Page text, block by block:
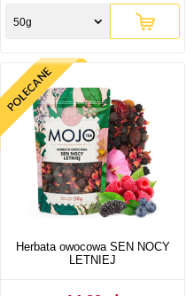
50g
Herbata owocowa SEN NOCY
LETNIEJ